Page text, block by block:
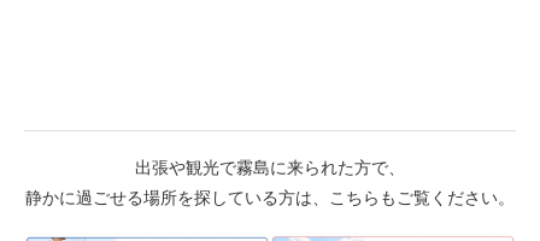
出張や観光で霧島に来られた方で、
静かに過ごせる場所を探している方は、こちらもご覧ください。